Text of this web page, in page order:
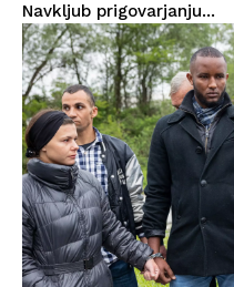
Navkljub prigovarjanju...